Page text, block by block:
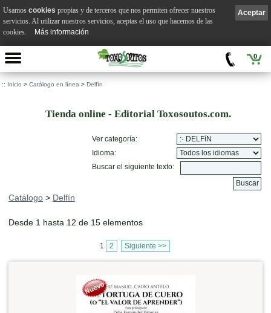
0
:: Inicio > Catálogo en línea > Delfín
Tienda online - Editorial Toxosoutos.com.
Ver categoría:
Idioma:
Buscar el siguiente texto:
Catálogo > Delfín
Desde 1 hasta 12 de 15 elementos
1 2 Siguiente >>
Aceptar
Usamos cookies propias y de terceros que nos permiten ofrecer nuestros
servicios. Al utilizar nuestros servicios, aceptas el uso que hacemos de las
cookies.
Más información